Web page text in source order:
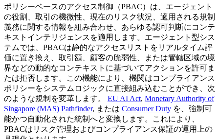
ポリシーベースのアクセス制御（PBAC）は、エージェント
の役割、取引の機微性、現在のリスク状況、適用される規制
義務に関する情報を組み合わせ、あらゆる認可判断にコンテ
キストインテリジェンスを適用します。エージェント型シス
テムでは、PBACは静的なアクセスリストをリアルタイム評
価に置き換え、取引額、顧客の脆弱性、または管轄区域の境
界などの動的なコンテキストに基づいてアクションを許可ま
たは拒否します。この機能により、機関はコンプライアンス
ポリシーをシステムロジックに直接組み込むことができ、次
のような規制を変革します。 EU AI Act, Monetary Authority of
Singapore (MAS) Pathfinder, または Consumer Duty を、強制可
能かつ自動化された統制へと変換します。これにより、
PBACはリスク管理およびコンプライアンス保証の運用上の